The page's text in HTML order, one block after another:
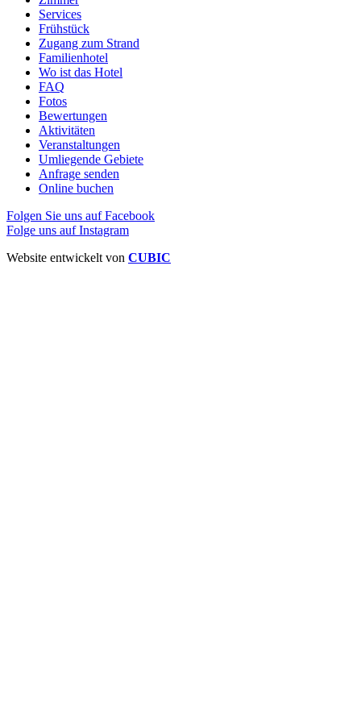
Services
Frühstück
Zugang zum Strand
Familienhotel
Wo ist das Hotel
FAQ
Fotos
Bewertungen
Aktivitäten
Veranstaltungen
Umliegende Gebiete
Anfrage senden
Online buchen
Folgen Sie uns auf Facebook
Folge uns auf Instagram
Website entwickelt von CUBIC